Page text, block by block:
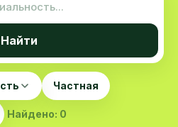
Найти
Частная
Найдено: 0